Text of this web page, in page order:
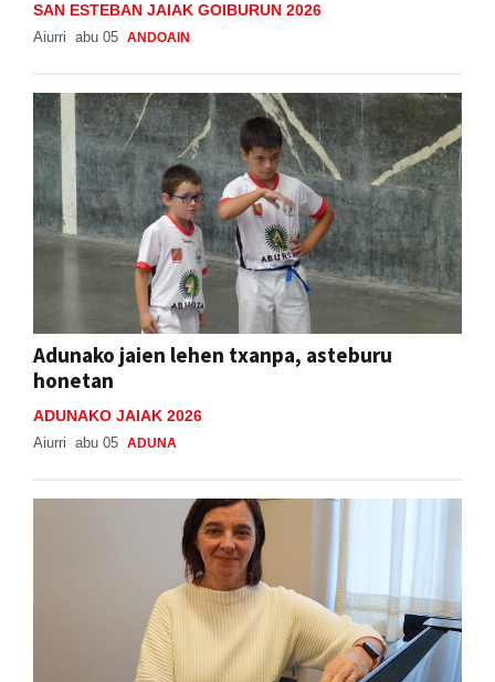
SAN ESTEBAN JAIAK GOIBURUN 2026
Aiurri abu 05 ANDOAIN
Adunako jaien lehen txanpa, asteburu
honetan
ADUNAKO JAIAK 2026
Aiurri abu 05 ADUNA